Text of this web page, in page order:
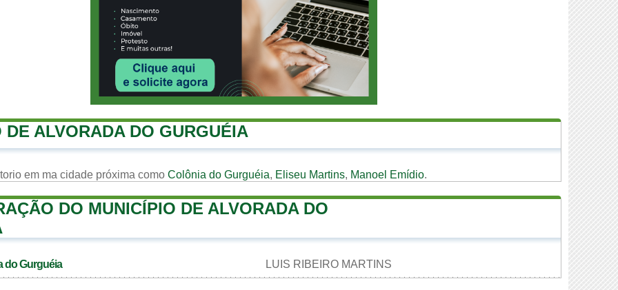
DE ALVORADA DO GURGUÉIA
em ma cidade próxima como Colônia do Gurguéia, Eliseu Martins, Manoel Emídio.
DO MUNICÍPIO DE ALVORADA DO
do Gurguéia LUIS RIBEIRO MARTINS